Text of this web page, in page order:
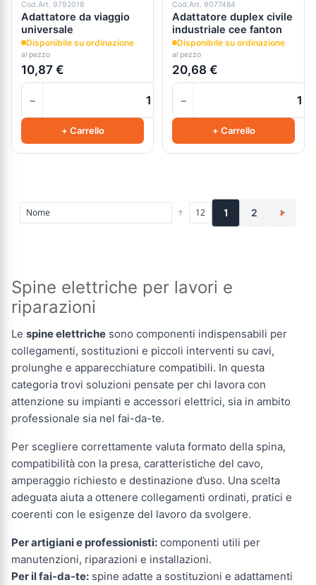
Cod.Art. 9792018
Adattatore da viaggio
universale
Disponibile su ordinazione
al pezzo
10,87 €
−
+ Carrello
Cod.Art. 9077484
Adattatore duplex civile
industriale cee fanton
Disponibile su ordinazione
al pezzo
20,68 €
−
+ Carrello
1 2 >
Spine elettriche per lavori e
riparazioni
Le spine elettriche sono componenti indispensabili per
collegamenti, sostituzioni e piccoli interventi su cavi,
prolunghe e apparecchiature compatibili. In questa
categoria trovi soluzioni pensate per chi lavora con
attenzione su impianti e accessori elettrici, sia in ambito
professionale sia nel fai-da-te.
Per scegliere correttamente valuta formato della spina,
compatibilità con la presa, caratteristiche del cavo,
amperaggio richiesto e destinazione d’uso. Una scelta
adeguata aiuta a ottenere collegamenti ordinati, pratici e
coerenti con le esigenze del lavoro da svolgere.
Per artigiani e professionisti: componenti utili per
manutenzioni, riparazioni e installazioni.
Per il fai-da-te: spine adatte a sostituzioni e adattamenti